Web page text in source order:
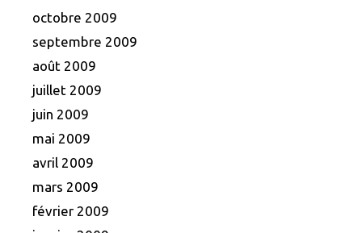
octobre 2009
septembre 2009
août 2009
juillet 2009
juin 2009
mai 2009
avril 2009
mars 2009
février 2009